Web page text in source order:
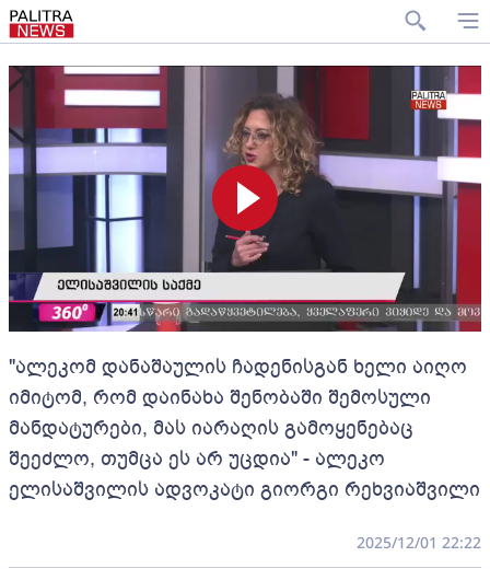
"ალეკომ დანაშაულის ჩადენისგან ხელი აიღო
იმიტომ, რომ დაინახა შენობაში შემოსული
მანდატურები, მას იარაღის გამოყენებაც
შეეძლო, თუმცა ეს არ უცდია" - ალეკო
ელისაშვილის ადვოკატი გიორგი რეხვიაშვილი
2025/12/01 22:22